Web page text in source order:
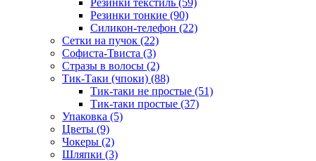
Резинки текстиль (59)
Резинки тонкие (90)
Силикон-телефон (22)
Сетки на пучок (22)
Софиста-Твиста (3)
Стразы в волосы (2)
Тик-Таки (чпоки) (88)
Тик-таки не простые (51)
Тик-таки простые (37)
Упаковка (5)
Цветы (9)
Чокеры (2)
Шляпки (3)